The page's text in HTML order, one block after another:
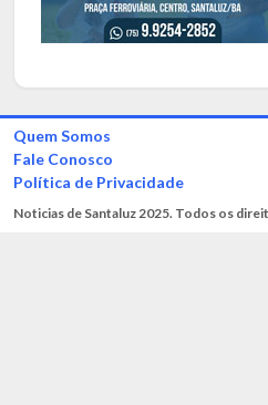
Quem Somos
Fale Conosco
Política de Privacidade
Noticias de Santaluz 2025. Todos os